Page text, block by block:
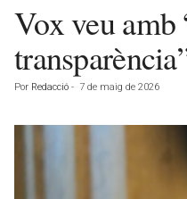
Vox veu amb
Por Redacció - 7 de maig de 2026